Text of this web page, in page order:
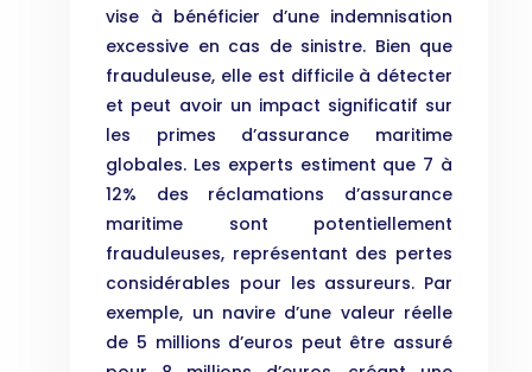
vise à bénéficier d’une indemnisation
excessive en cas de sinistre. Bien que
frauduleuse, elle est difficile à détecter
et peut avoir un impact significatif sur
les primes d’assurance maritime
globales. Les experts estiment que 7 à
12% des réclamations d’assurance
maritime sont potentiellement
frauduleuses, représentant des pertes
considérables pour les assureurs. Par
exemple, un navire d’une valeur réelle
de 5 millions d’euros peut être assuré